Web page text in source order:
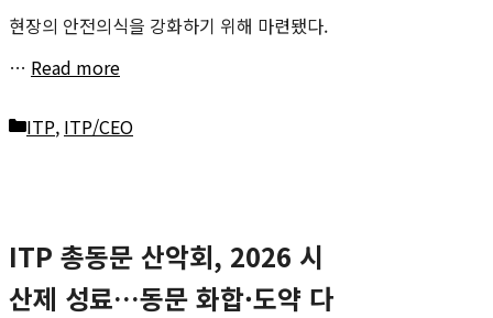
현장의 안전의식을 강화하기 위해 마련됐다.
… Read more
카
리
ITP, ITP/CEO
ITP 총동문 산악회, 2026 시
산제 성료…동문 화합·도약 다